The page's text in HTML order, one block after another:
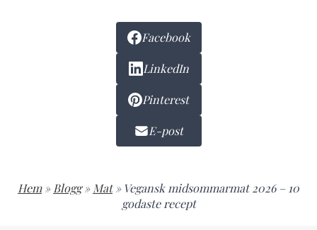
Facebook
LinkedIn
Pinterest
E-post
Hem » Blogg » Mat » Vegansk midsommarmat 2026 – 10
godaste recept